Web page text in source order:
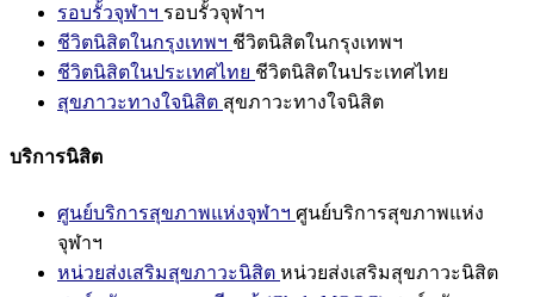
รอบรั้วจุฬาฯ รอบรั้วจุฬาฯ
ชีวิตนิสิตในกรุงเทพฯ ชีวิตนิสิตในกรุงเทพฯ
ชีวิตนิสิตในประเทศไทย ชีวิตนิสิตในประเทศไทย
สุขภาวะทางใจนิสิต สุขภาวะทางใจนิสิต
บริการนิสิต
ศูนย์บริการสุขภาพแห่งจุฬาฯ ศูนย์บริการสุขภาพแห่ง
จุฬาฯ
หน่วยส่งเสริมสุขภาวะนิสิต หน่วยส่งเสริมสุขภาวะนิสิต